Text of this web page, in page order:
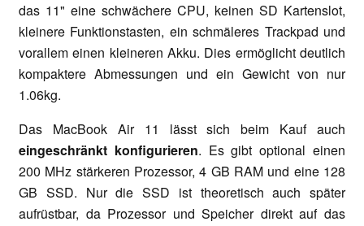
das 11" eine schwächere CPU, keinen SD Kartenslot,
kleinere Funktionstasten, ein schmäleres Trackpad und
vorallem einen kleineren Akku. Dies ermöglicht deutlich
kompaktere Abmessungen und ein Gewicht von nur
1.06kg.
Das MacBook Air 11 lässt sich beim Kauf auch
eingeschränkt konfigurieren. Es gibt optional einen
200 MHz stärkeren Prozessor, 4 GB RAM und eine 128
GB SSD. Nur die SSD ist theoretisch auch später
aufrüstbar, da Prozessor und Speicher direkt auf das